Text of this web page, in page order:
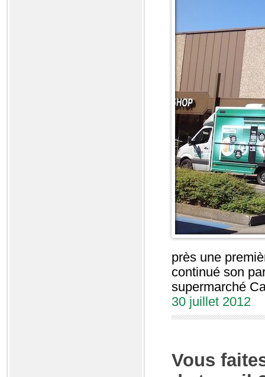
près une
continué son
supermarché
30 juillet 2012
Vous